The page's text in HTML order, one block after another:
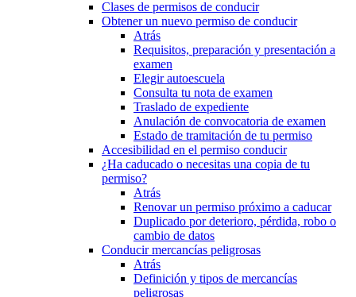
Clases de permisos de conducir
Obtener un nuevo permiso de conducir
Atrás
Requisitos, preparación y presentación a
examen
Elegir autoescuela
Consulta tu nota de examen
Traslado de expediente
Anulación de convocatoria de examen
Estado de tramitación de tu permiso
Accesibilidad en el permiso conducir
¿Ha caducado o necesitas una copia de tu
permiso?
Atrás
Renovar un permiso próximo a caducar
Duplicado por deterioro, pérdida, robo o
cambio de datos
Conducir mercancías peligrosas
Atrás
Definición y tipos de mercancías
peligrosas